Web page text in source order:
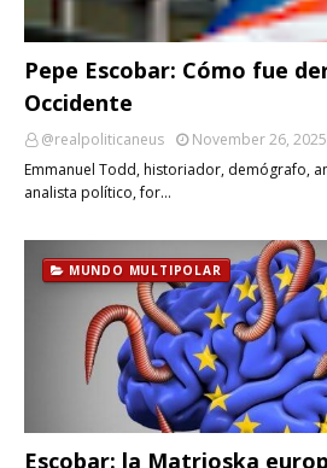
Pepe Escobar: Cómo fue
Occidente
@realpoliticaneus
November 26, 2025
Emmanuel Todd, historiador, demógrafo,
analista político, for…
MUNDO MULTIPOLAR
Escobar: la Matrioska